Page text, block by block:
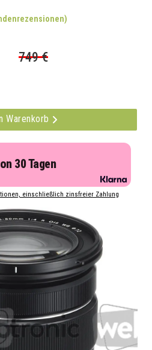
749 €
Warenkorb
30 Tagen
einschließlich zinsfreier Zahlung